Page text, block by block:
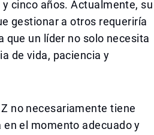
cinco años. Actualmente, su
gestionar a otros requeriría
que un líder no solo necesita
de vida, paciencia y
no necesariamente tiene
el momento adecuado y